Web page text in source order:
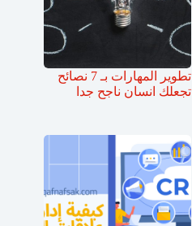
تطوير المهارات بـ 7 نصائح
تجعلك انسان ناجح جدا